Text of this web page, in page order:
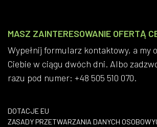
MASZ ZAINTERESOWANIE OFERTĄ
Wypełnij formularz kontaktowy, a my
Ciebie w ciągu dwóch dni. Albo
razu pod numer: +48 505 510 070.
DOTACJE EU
​ZASADY PRZETWARZANIA DANYCH